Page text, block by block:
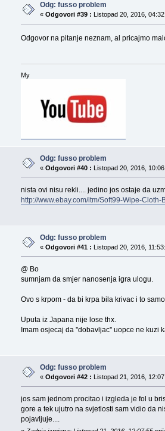
Odg: fusso problem
«Odgovori #39 : Listopad 20, 2016,
Odgovor na pitanje neznam, al pricajmo
My
Odg: fusso problem
«Odgovori #40 : Listopad 20, 2016,
nista ovi nisu rekli.... jedino jos ostaje da
http://www.ebay.com/itm/Soft99-Wipe-
Odg: fusso problem
«Odgovori #41 : Listopad 20, 2016,
@ Bo
sumnjam da smjer nanosenja igra ulogu.
Ovo s krpom - da bi krpa bila krivac i to
Uputa iz Japana nije lose thx.
Imam osjecaj da ''dobavljac'' uopce ne kuzi
Odg: fusso problem
«Odgovori #42 : Listopad 21, 2016,
jos sam jednom procitao i izgleda je fol u
gore a tek ujutro na svjetlosti sam vidio da
pojavljuje....